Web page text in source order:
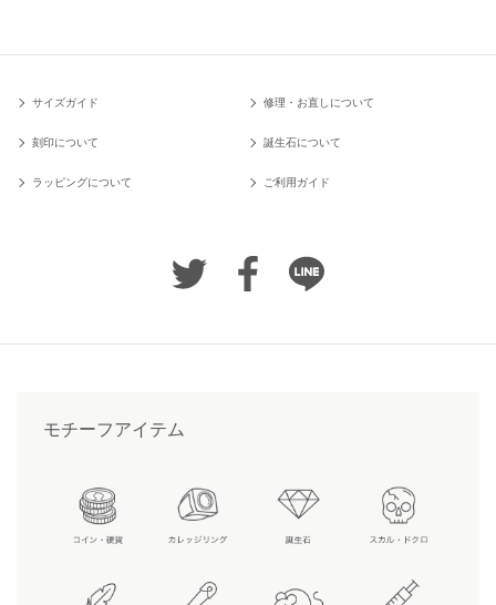
サイズガイド 修理・お直しについて
刻印について 誕生石について
ラッピングについて ご利用ガイド
モチーフアイテム